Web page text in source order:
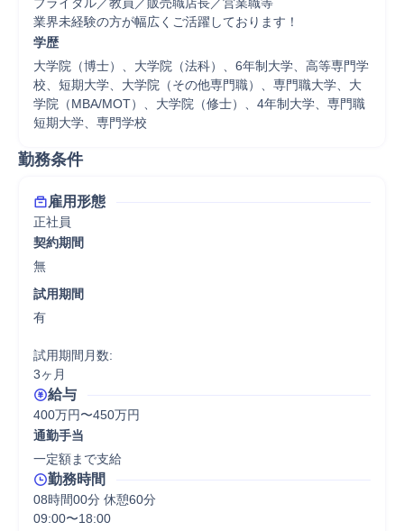
業界未経験の方が幅広くご活躍しております！
学歴
大学院（博士）、大学院（法科）、6年制大学、高等専門学
校、短期大学、大学院（その他専門職）、専門職大学、大
学院（MBA/MOT）、大学院（修士）、4年制大学、専門職
短期大学、専門学校
勤務条件
雇用形態
正社員
契約期間
無
試用期間
有
試用期間月数:
3ヶ月
給与
400万円〜450万円
通勤手当
一定額まで支給
勤務時間
08時間00分 休憩60分
09:00〜18:00